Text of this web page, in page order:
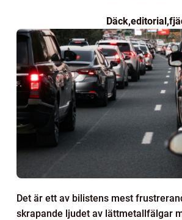
Däck,editorial,
Det är ett av bilistens mest
skrapande ljudet av lättmetallfälgar